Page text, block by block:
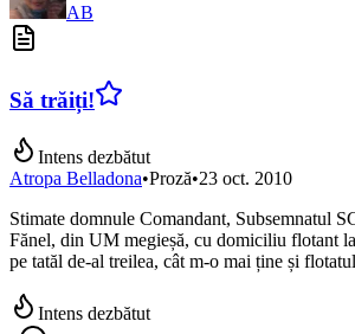
AB
Să trăiți!
Intens dezbătut
Atropa Belladona•Proză•23 oct. 2010
Stimate domnule Comandant, Subsemnatul
Fănel, din UM megieșă, cu domiciliu flotant
pe tatăl de-al treilea, cât m-o mai ține și
Intens dezbătut